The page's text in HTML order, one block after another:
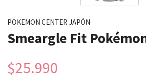
POKEMON CENTER JAPÓN
Smeargle Fit
$25.990